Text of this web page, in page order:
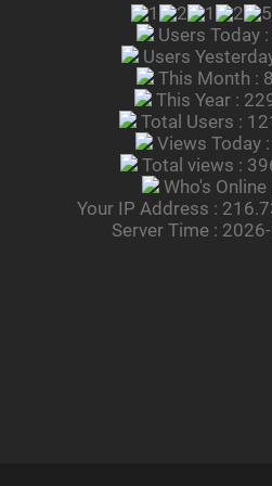
Users Today
Users
This Month :
This Year :
Total Users :
Views Today
Total views :
Who's Online
Your IP Address :
Server Time :